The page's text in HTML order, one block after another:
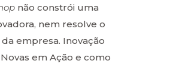
não constrói uma
nem resolve o
empresa. Inovação
em Ação e como